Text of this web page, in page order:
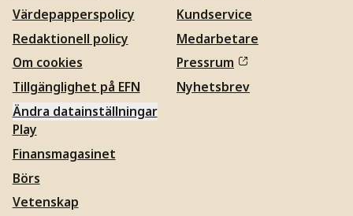
Värdepapperspolicy
Redaktionell policy
Om cookies
Tillgänglighet på EFN
Ändra datainställningar
Kundservice
Medarbetare
Pressrum
Nyhetsbrev
Play
Finansmagasinet
Börs
Vetenskap